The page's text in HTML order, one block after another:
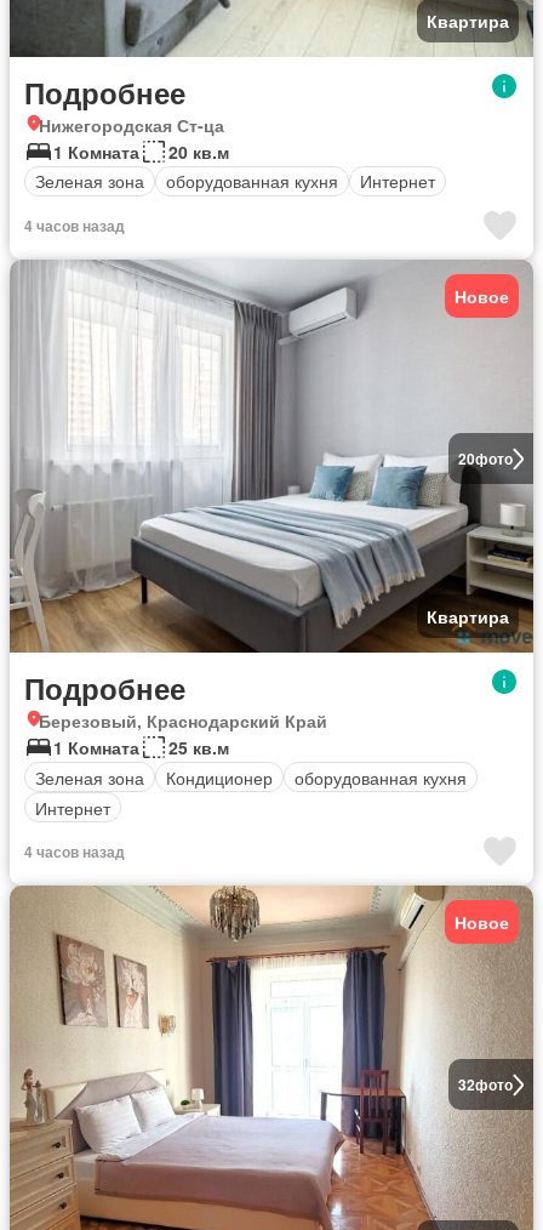
Квартира
Подробнее
Нижегородская Ст-ца
1 Комната
20 кв.м
Зеленая зона
оборудованная кухня Интернет
4 часов назад
20фото
Новое
Квартира
Подробнее
Березовый, Краснодарский Край
1 Комната
25 кв.м
Зеленая зона
Кондиционер
оборудованная кухня
Интернет
4 часов назад
32фото
Новое